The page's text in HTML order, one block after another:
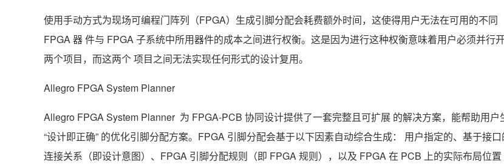
使用手动方式为现场可编程门阵列（FPGA）生成引脚分配会耗费额外时间，这使得用户无法在可用的不同
FPGA 器 件与 FPGA 子系统中所用器件的成本之间进行权衡。这是因为进行这种权衡意味着用户必须并行
两个项目，而这两个 项目之间无法实现任何形式的设计复用。
Allegro FPGA System Planner
Allegro FPGA System Planner 为 FPGA-PCB 协同设计提供了一套完整且可扩展 的解决方案，能帮助用户
“设计即正确” 的优化引脚分配方案。FPGA 引脚分配会基于以下因素自动综合生成： 用户指定的、基于接口
连接关系（即设计意图）、FPGA 引脚分配规则（即 FPGA 规则），以及 FPGA 在 PCB 上的实际布局位置